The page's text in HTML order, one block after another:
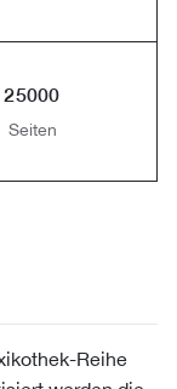
25000
Seiten
Reihe